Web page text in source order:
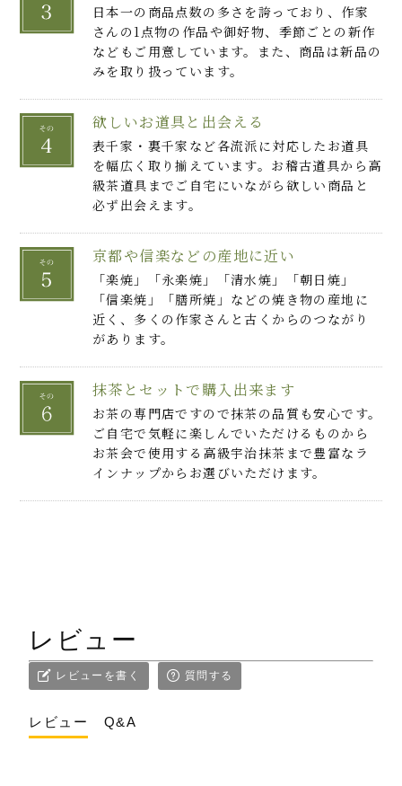
日本一の商品点数の多さを誇っており、作家
さんの1点物の作品や御好物、季節ごとの新作
などもご用意しています。また、商品は新品の
みを取り扱っています。
欲しいお道具と出会える
表千家・裏千家など各流派に対応したお道具
を幅広く取り揃えています。お稽古道具から高
級茶道具までご自宅にいながら欲しい商品と
必ず出会えます。
京都や信楽などの産地に近い
「楽焼」「永楽焼」「清水焼」「朝日焼」
「信楽焼」「膳所焼」などの焼き物の産地に
近く、多くの作家さんと古くからのつながり
があります。
抹茶とセットで購入出来ます
お茶の専門店ですので抹茶の品質も安心です。
ご自宅で気軽に楽しんでいただけるものから
お茶会で使用する高級宇治抹茶まで豊富なラ
インナップからお選びいただけます。
レビュー
レビューを書く 質問する
レビュー Q&A